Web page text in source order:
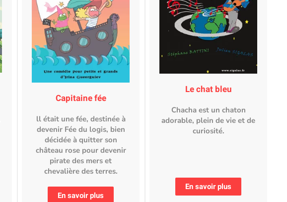
Capitaine fée
ll était une fée, destinée à
devenir Fée du logis, bien
décidée à quitter son
château rose pour devenir
pirate des mers et
chevalière des terres.
En savoir plus
Le chat bleu
Chacha est un chaton
adorable, plein de vie et de
curiosité.
En savoir plus